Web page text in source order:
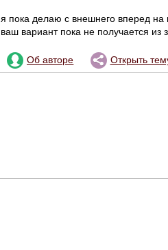
я пока делаю с внешнего вперед на
ваш вариант пока не получается из
Об авторе Открыть